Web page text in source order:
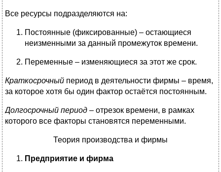
Все ресурсы подразделяются на:
Постоянные (фиксированные) – остающиеся
неизменными за данный промежуток времени.
Переменные – изменяющиеся за этот же срок.
Краткосрочный период в деятельности фирмы – время,
за которое хотя бы один фактор остаётся постоянным.
Долгосрочный период – отрезок времени, в рамках
которого все факторы становятся переменными.
Теория производства и фирмы
Предприятие и фирма